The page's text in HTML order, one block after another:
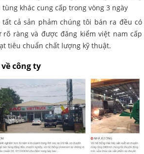
khác cung cấp trong vòng 3 ngày
tất cả sản phảm chúng tôi bán ra đều có
rõ ràng và được đăng kiểm việt nam cấp
tiêu chuẩn chất lượng kỹ thuật.
công ty